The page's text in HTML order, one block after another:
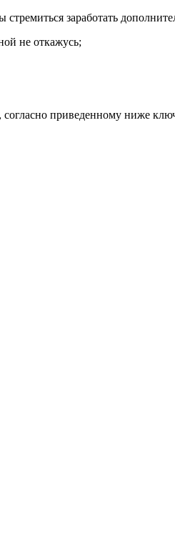
заработать
не откажусь;
приведенному ниже